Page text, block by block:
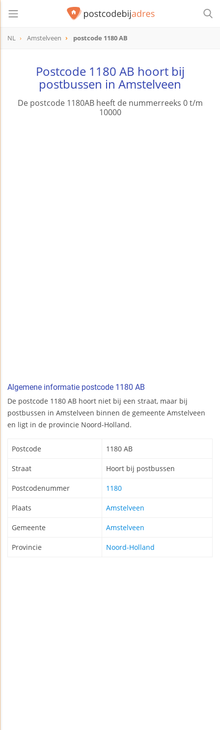
NL Amstelveen postcode 1180 AB
Postcode 1180 AB hoort bij
postbussen in Amstelveen
De postcode 1180AB heeft de nummerreeks 0 t/m
10000
Algemene informatie postcode 1180 AB
De postcode 1180 AB hoort niet bij een straat, maar bij
postbussen in Amstelveen binnen de gemeente Amstelveen
en ligt in de provincie Noord-Holland.
Postcode 1180 AB
Straat Hoort bij postbussen
Postcodenummer 1180
Plaats Amstelveen
Gemeente Amstelveen
Provincie Noord-Holland